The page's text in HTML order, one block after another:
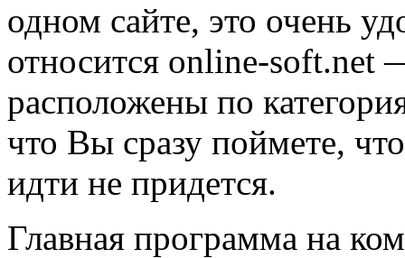
одном сайте, это очень
относится online-soft.net
расположены по
что Вы сразу поймете,
идти не придется.
Главная программа на